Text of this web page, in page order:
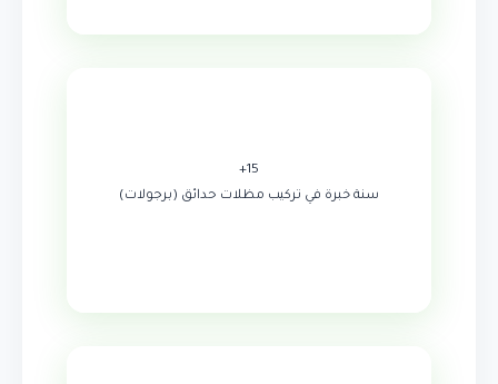
15+
سنة خبرة في تركيب مظلات حدائق (برجولات)